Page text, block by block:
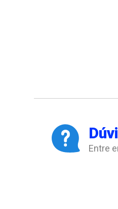
Entre